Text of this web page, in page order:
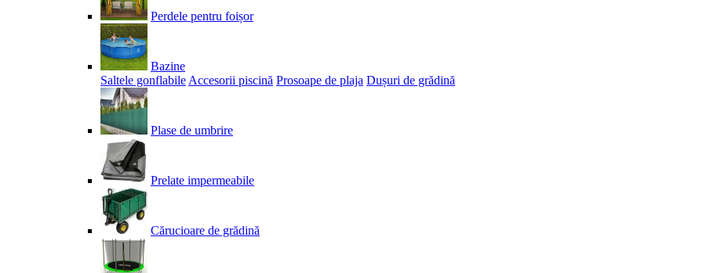
Perdele pentru foișor
Bazine
Saltele gonflabile Accesorii piscină Prosoape de plaja Dușuri de grădină
Plase de umbrire
Prelate impermeabile
Cărucioare de grădină